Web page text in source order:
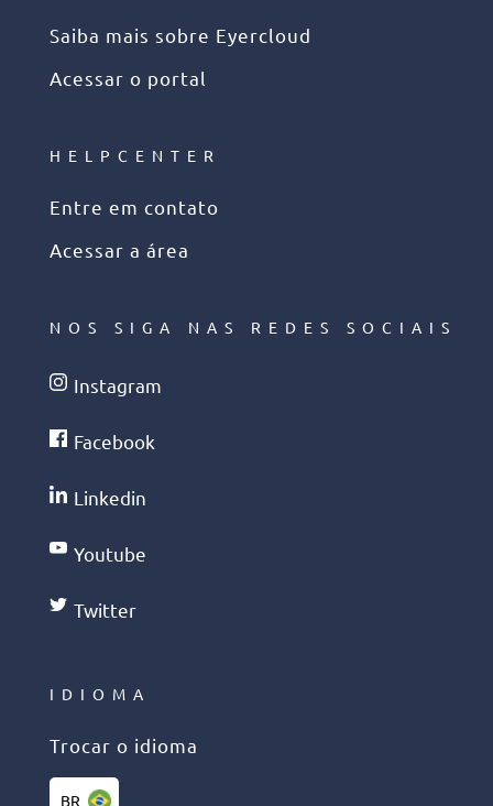
Saiba mais sobre Eyercloud
Acessar o portal
HELPCENTER
Entre em contato
Acessar a área
NOS SIGA NAS REDES SOCIAIS
Instagram
Facebook
Linkedin
Youtube
Twitter
IDIOMA
Trocar o idioma
BR